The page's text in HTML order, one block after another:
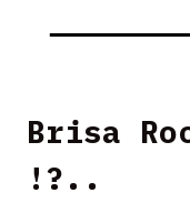
Brisa
!?..